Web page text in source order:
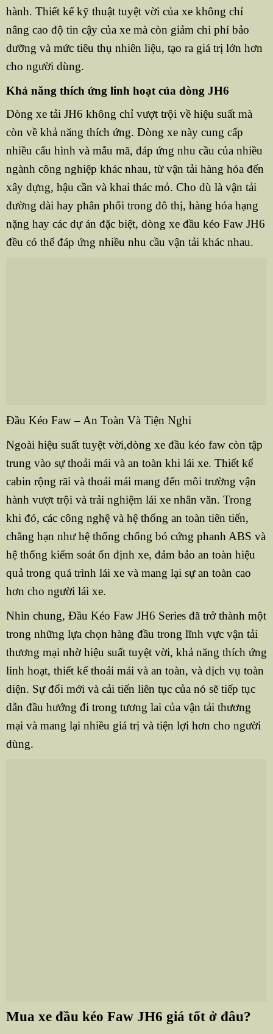
hành. Thiết kế kỹ thuật tuyệt vời của xe không chỉ
nâng cao độ tin cậy của xe mà còn giảm chi phí bảo
dưỡng và mức tiêu thụ nhiên liệu, tạo ra giá trị lớn hơn
cho người dùng.
Khả năng thích ứng linh hoạt của dòng JH6
Dòng xe tải JH6 không chỉ vượt trội về hiệu suất mà
còn về khả năng thích ứng. Dòng xe này cung cấp
nhiều cấu hình và mẫu mã, đáp ứng nhu cầu của nhiều
ngành công nghiệp khác nhau, từ vận tải hàng hóa đến
xây dựng, hậu cần và khai thác mỏ. Cho dù là vận tải
đường dài hay phân phối trong đô thị, hàng hóa hạng
nặng hay các dự án đặc biệt, dòng xe đầu kéo Faw JH6
đều có thể đáp ứng nhiều nhu cầu vận tải khác nhau.
Đầu Kéo Faw – An Toàn Và Tiện Nghi
Ngoài hiệu suất tuyệt vời,dòng xe đầu kéo faw còn tập
trung vào sự thoải mái và an toàn khi lái xe. Thiết kế
cabin rộng rãi và thoải mái mang đến môi trường vận
hành vượt trội và trải nghiệm lái xe nhân văn. Trong
khi đó, các công nghệ và hệ thống an toàn tiên tiến,
chẳng hạn như hệ thống chống bó cứng phanh ABS và
hệ thống kiểm soát ổn định xe, đảm bảo an toàn hiệu
quả trong quá trình lái xe và mang lại sự an toàn cao
hơn cho người lái xe.
Nhìn chung, Đầu Kéo Faw JH6 Series đã trở thành một
trong những lựa chọn hàng đầu trong lĩnh vực vận tải
thương mại nhờ hiệu suất tuyệt vời, khả năng thích ứng
linh hoạt, thiết kế thoải mái và an toàn, và dịch vụ toàn
diện. Sự đổi mới và cải tiến liên tục của nó sẽ tiếp tục
dẫn đầu hướng đi trong tương lai của vận tải thương
mại và mang lại nhiều giá trị và tiện lợi hơn cho người
dùng.
Mua xe đầu kéo Faw JH6 giá tốt ở đâu?